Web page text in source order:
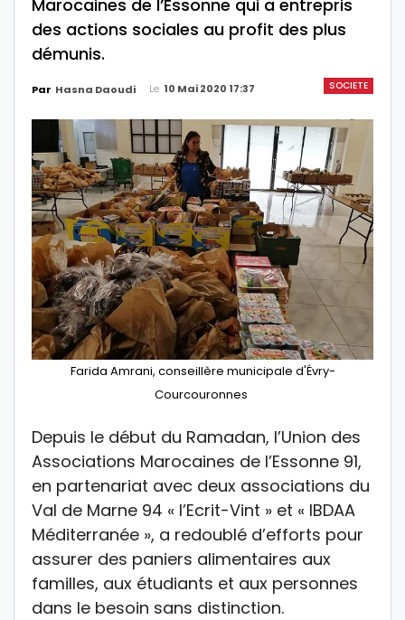
Marocaines de l’Essonne qui a entrepris
des actions sociales au profit des plus
démunis.
SOCIETE
Par Hasna Daoudi Le 10 Mai 2020 17:37
Farida Amrani, conseillère municipale d'Évry-
Courcouronnes
Depuis le début du Ramadan, l’Union des
Associations Marocaines de l’Essonne 91,
en partenariat avec deux associations du
Val de Marne 94 « l’Ecrit-Vint » et « IBDAA
Méditerranée », a redoublé d’efforts pour
assurer des paniers alimentaires aux
familles, aux étudiants et aux personnes
dans le besoin sans distinction.